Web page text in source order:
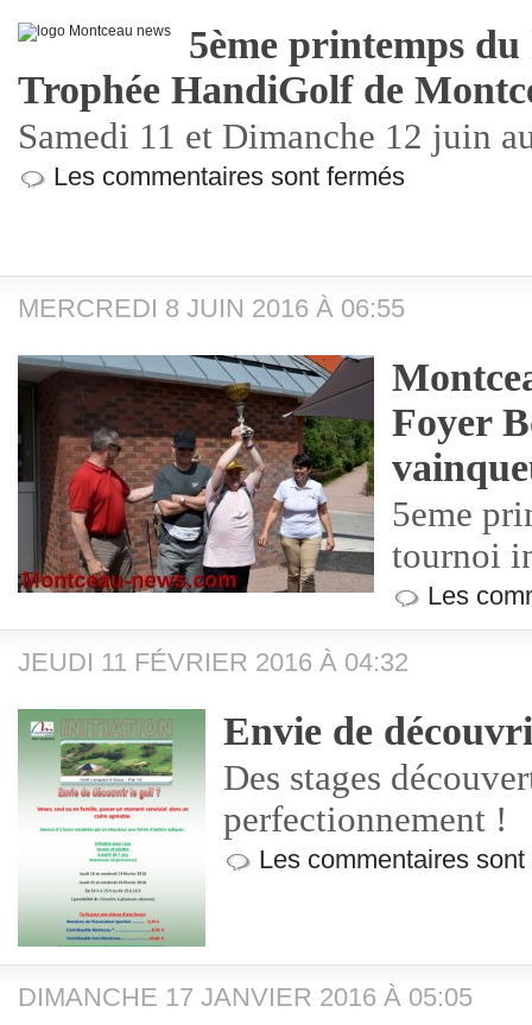
5ème printemps
Trophée HandiGolf de
Samedi 11 et Dimanche 12 juin
Les commentaires sont fermés
MERCREDI 8 JUIN 2016 À 06:55
Foyer
5eme
tournoi
Les
JEUDI 11 FÉVRIER 2016 À 04:32
Envie de
Des stages
perfectionnement !
Les commentaires sont
DIMANCHE 17 JANVIER 2016 À 05:05